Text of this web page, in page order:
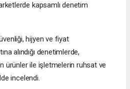
kapsamlı denetim
hijyen ve fiyat
alındığı denetimlerde,
ürünler ile işletmelerin ruhsat ve
incelendi.